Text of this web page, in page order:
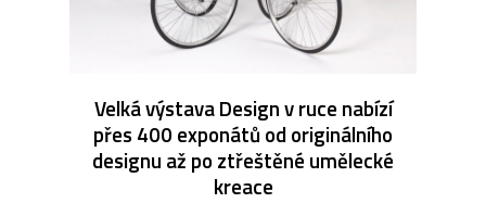
Velká výstava Design v ruce nabízí
přes 400 exponátů od originálního
designu až po ztřeštěné umělecké
kreace